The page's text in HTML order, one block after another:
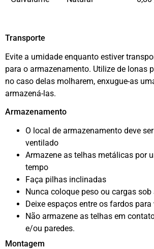
Transporte
Evite a umidade enquanto estiver
para o armazenamento. Utilize de lonas
no caso delas molharem, enxugue-as
armazená-las.
Armazenamento
O local de armazenamento deve
ventilado
Armazene as telhas metálicas por
tempo
Faça pilhas inclinadas
Nunca coloque peso ou cargas sob
Deixe espaços entre os fardos
Não armazene as telhas em
e/ou paredes.
Montagem